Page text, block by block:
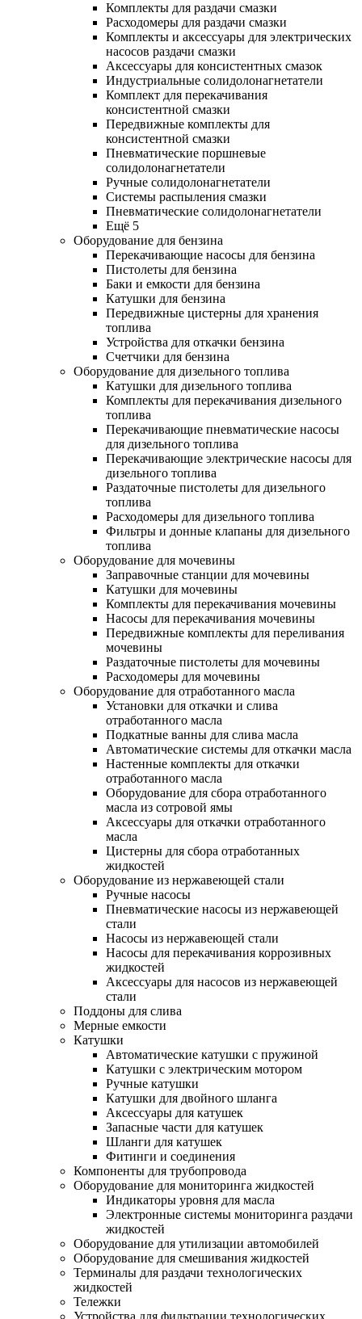
Комплекты для раздачи смазки
Расходомеры для раздачи смазки
Комплекты и аксессуары для электрических
насосов раздачи смазки
Аксессуары для консистентных смазок
Индустриальные солидолонагнетатели
Комплект для перекачивания
консистентной смазки
Передвижные комплекты для
консистентной смазки
Пневматические поршневые
солидолонагнетатели
Ручные солидолонагнетатели
Системы распыления смазки
Пневматические солидолонагнетатели
Ещё 5
Оборудование для бензина
Перекачивающие насосы для бензина
Пистолеты для бензина
Баки и емкости для бензина
Катушки для бензина
Передвижные цистерны для хранения
топлива
Устройства для откачки бензина
Счетчики для бензина
Оборудование для дизельного топлива
Катушки для дизельного топлива
Комплекты для перекачивания дизельного
топлива
Перекачивающие пневматические насосы
для дизельного топлива
Перекачивающие электрические насосы для
дизельного топлива
Раздаточные пистолеты для дизельного
топлива
Расходомеры для дизельного топлива
Фильтры и донные клапаны для дизельного
топлива
Оборудование для мочевины
Заправочные станции для мочевины
Катушки для мочевины
Комплекты для перекачивания мочевины
Насосы для перекачивания мочевины
Передвижные комплекты для переливания
мочевины
Раздаточные пистолеты для мочевины
Расходомеры для мочевины
Оборудование для отработанного масла
Установки для откачки и слива
отработанного масла
Подкатные ванны для слива масла
Автоматические системы для откачки масла
Настенные комплекты для откачки
отработанного масла
Оборудование для сбора отработанного
масла из сотровой ямы
Аксессуары для откачки отработанного
масла
Цистерны для сбора отработанных
жидкостей
Оборудование из нержавеющей стали
Ручные насосы
Пневматические насосы из нержавеющей
стали
Насосы из нержавеющей стали
Насосы для перекачивания коррозивных
жидкостей
Аксессуары для насосов из нержавеющей
стали
Поддоны для слива
Мерные емкости
Катушки
Автоматические катушки с пружиной
Катушки с электрическим мотором
Ручные катушки
Катушки для двойного шланга
Аксессуары для катушек
Запасные части для катушек
Шланги для катушек
Фитинги и соединения
Компоненты для трубопровода
Оборудование для мониторинга жидкостей
Индикаторы уровня для масла
Электронные системы мониторинга раздачи
жидкостей
Оборудование для утилизации автомобилей
Оборудование для смешивания жидкостей
Терминалы для раздачи технологических
жидкостей
Тележки